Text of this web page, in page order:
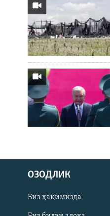
ОЗОДЛИК
Биз ҳақимизда